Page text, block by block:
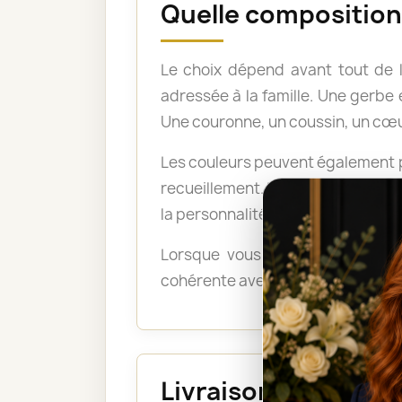
Quelle
Le choix dépend avant tout de
adressée à la famille. Une
Une couronne, un coussin, un
Les couleurs peuvent
recueillement. Les tons pastel
la personnalité du défunt ou
Lorsque vous ne savez pas
cohérente avec le lieu, le
Livraison au